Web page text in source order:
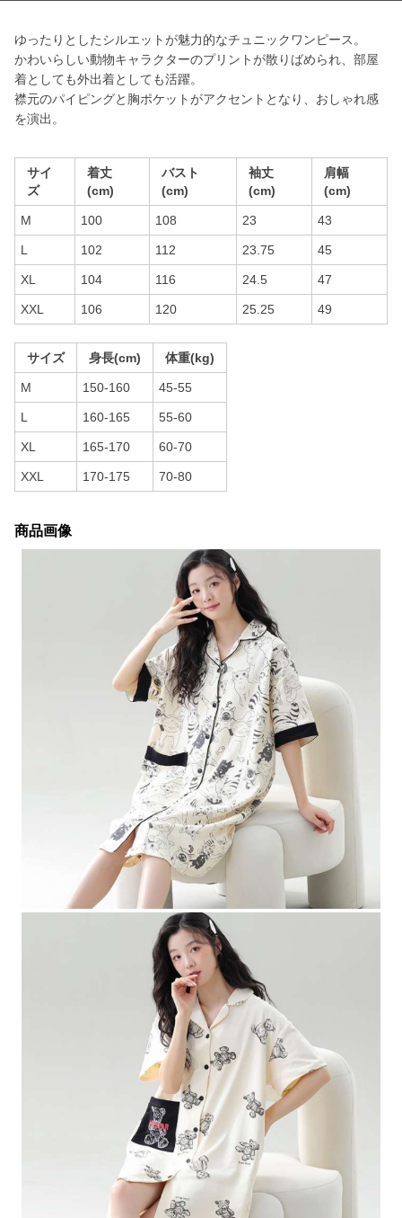
ゆったりとしたシルエットが魅力的なチュニックワンピース。
かわいらしい動物キャラクターのプリントが散りばめられ、部屋
着としても外出着としても活躍。
襟元のパイピングと胸ポケットがアクセントとなり、おしゃれ感
を演出。
サイ
ズ
着丈
(cm)
バスト
(cm)
袖丈
(cm)
肩幅
(cm)
M 100 108 23 43
L 102 112 23.75 45
XL 104 116 24.5 47
XXL 106 120 25.25 49
サイズ 身長(cm) 体重(kg)
M 150-160 45-55
L 160-165 55-60
XL 165-170 60-70
XXL 170-175 70-80
商品画像